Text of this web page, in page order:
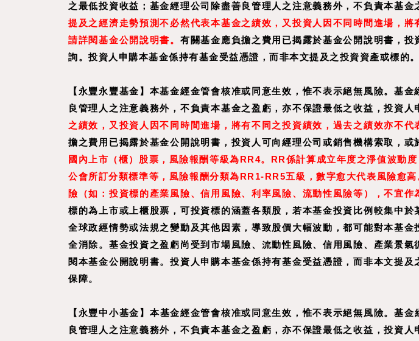
之最低投資收益；基金經理公司除盡善良管理人之注意義務外，不負責本基
提及之經濟走勢預測不必然代表本基金之績效，又投資人因不同時間進場，
請詳閱基金公開說明書。 有關基金應負擔之費用已揭露於基金公開說明書，
詢。投資人申購本基金係持有基金受益憑證，而非本文提及之投資資產或標的
【永豐永豐基金】本基金經金管會核准或同意生效，惟不表示絕無風險。基
良管理人之注意義務外，不負責本基金之盈虧，亦不保證最低之收益，投資人
之績效，又投資人因不同時間進場，將有不同之投資績效，過去之績效亦不
擔之費用已揭露於基金公開說明書，投資人可向經理公司或銷售機構索取，
國內上市（櫃）股票，風險報酬等級為RR4。RR係計算成立年度之淨值波動
公會所訂分類標準等，風險報酬分類為RR1-RR5五級，數字愈大代表風險愈
險（如：投資標的產業風險、信用風險、利率風險、流動性風險等），不宜
標的為上市或上櫃股票，可投資標的涵蓋各類股，若本基金投資比例較集中
全球政經情勢或法規之變動及其他因素，導致股價大幅波動，都可能對本基
全消除。基金投資之盈虧尚受到市場風險、流動性風險、信用風險、產業景
閱本基金公開說明書。投資人申購本基金係持有基金受益憑證，而非本文提
保障。
【永豐中小基金 】 本基金經金管會核准或同意生效，惟不表示絕無風險。基
良管理人之注意義務外，不負責本基金之盈虧，亦不保證最低之收益，投資人